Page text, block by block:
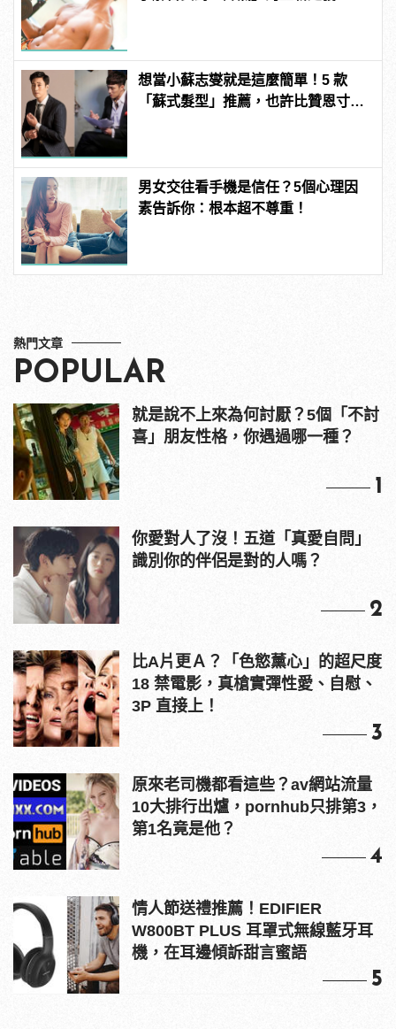
想當小蘇志燮就是這麼簡單！5 款
「蘇式髮型」推薦，也許比贊恩寸頭
男女交往看手機是信任？5個心理因
素告訴你：根本超不尊重！
熱門文章
POPULAR
就是說不上來為何討厭？5個「不討
喜」朋友性格，你遇過哪一種？
1
你愛對人了沒！五道「真愛自問」
識別你的伴侶是對的人嗎？
2
比A片更Ａ？「色慾薰心」的超尺度
18 禁電影，真槍實彈性愛、自慰、
3P 直接上！
3
原來老司機都看這些？av網站流量
10大排行出爐，pornhub只排第3，
第1名竟是他？
4
情人節送禮推薦！EDIFIER
W800BT PLUS 耳罩式無線藍牙耳
機，在耳邊傾訴甜言蜜語
5